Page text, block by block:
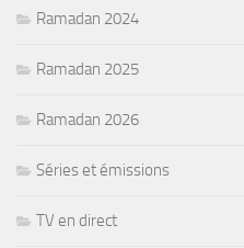
Ramadan 2024
Ramadan 2025
Ramadan 2026
Séries et émissions
TV en direct